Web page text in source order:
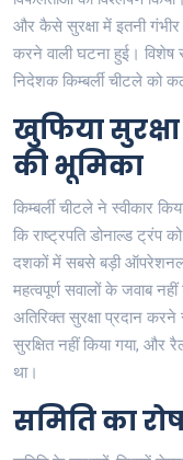
और कैसे सुरक्षा में इतनी
करने वाली घटना हुई। विशेष
निदेशक किम्बर्ली चीटले को
खुफिया
की भूमिका
किम्बर्ली चीटले ने स्वीकार
कि राष्ट्रपति डोनाल्ड ट्रंप
दशकों में सबसे बड़ी ऑपरेशनल
महत्वपूर्ण सवालों के जवाब
अतिरिक्त सुरक्षा प्रदान
सुरक्षित नहीं किया गया, और
था।
समिति का